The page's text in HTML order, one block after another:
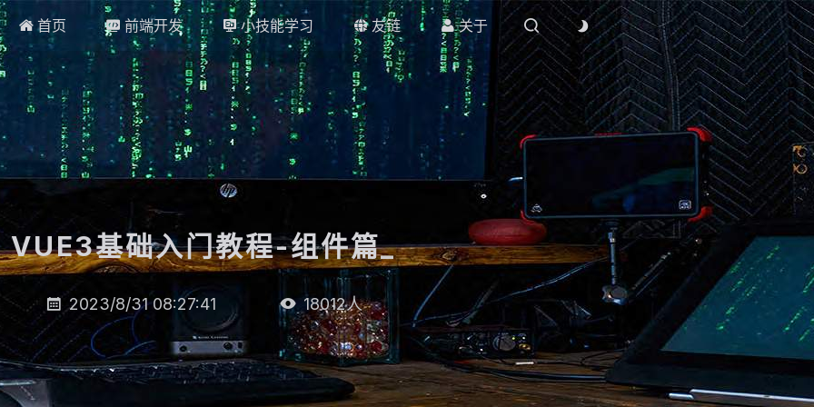
 首页  前端开发  小技能学习  友链  关于  
VUE3基础入门教程-组件篇_
 2023/8/31 08:27:41  18012人